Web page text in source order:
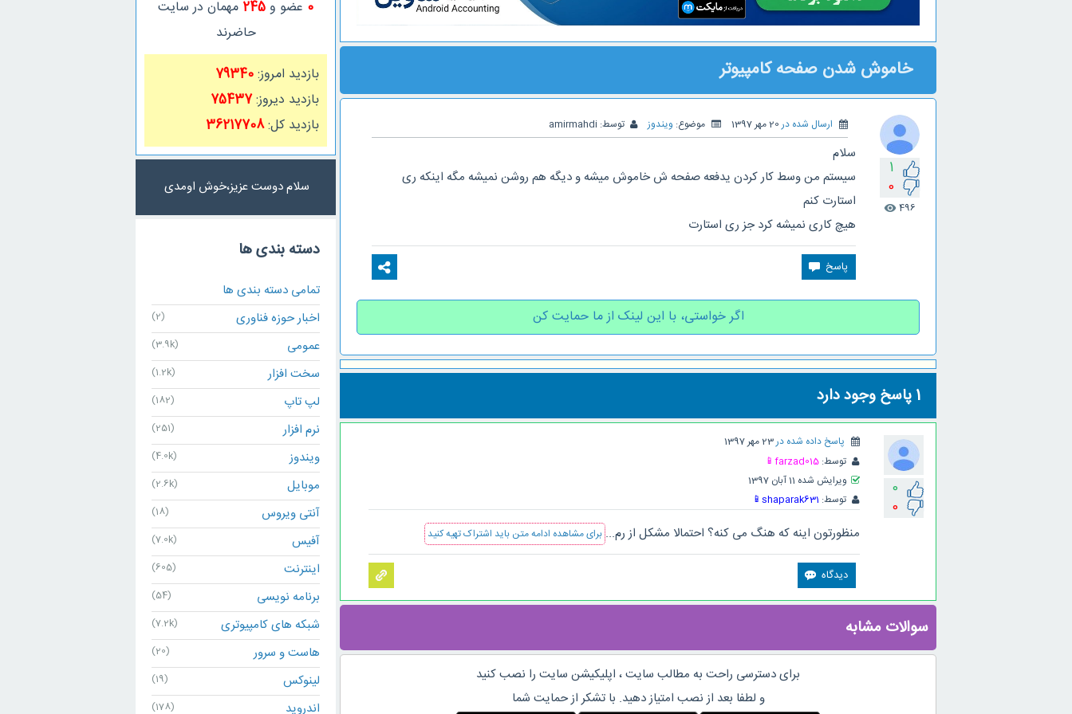
خاموش شدن صفحه کامپیوتر
1
0
496
visibility
ارسال شده در 20 مهر 1397 موضوع: ویندوز توسط: amirmahdi
سلام
سیستم من وسط کار کردن یدفعه صفحه ش خاموش میشه و دیگه هم روشن نمیشه مگه اینکه ری
استارت کنم
هیچ کاری نمیشه کرد جز ری استارت
اگر خواستی، با این لینک از ما حمایت کن
1پاسخ وجود دارد
0
0
پاسخ داده شده در23 مهر 1397
توسط: farzad015
📱
ویرایش شده 11 آبان 1397
توسط: shaparak631
📱
منظورتون اینه که هنگ می کنه؟ احتمالا مشکل از رم... برای مشاهده ادامه متن باید اشتراک تهیه کنید
سوالات مشابه
برای دسترسی راحت به مطالب سایت ، اپلیکیشن سایت را نصب کنید
و لطفا بعد از نصب امتیاز دهید. با تشکر از حمایت شما
0 عضو و245 مهمان در سایت
حاضرند
بازدید امروز:79340
بازدید دیروز:75437
بازدید کل:36217708
سلام دوست عزیز،خوش اومدی
دسته بندی ها
تمامی دسته بندی ها
اخبار حوزه فناوری
(2)
عمومی (3.9k)
سخت افزار (1.2k)
لپ تاپ (182)
نرم افزار (251)
ویندوز (4.0k)
موبایل (2.6k)
آنتی ویروس (18)
آفیس (7.0k)
اینترنت (605)
برنامه نویسی (54)
شبکه های کامپیوتری (7.2k)
هاست و سرور (20)
لینوکس (19)
اندروید (178)